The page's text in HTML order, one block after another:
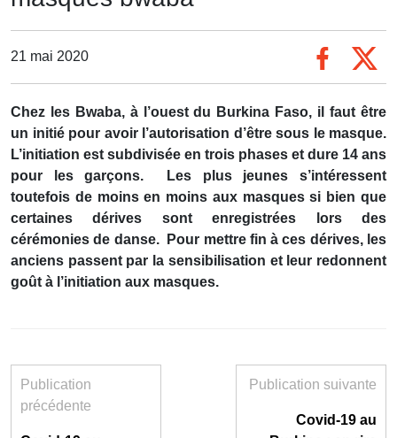
21 mai 2020
Chez les Bwaba, à l’ouest du Burkina Faso, il faut être
un initié pour avoir l’autorisation d’être sous le masque.
L’initiation est subdivisée en trois phases et dure 14 ans
pour les garçons.
Les plus jeunes s’intéressent
toutefois de moins en moins aux masques si bien que
certaines dérives sont enregistrées lors des
cérémonies de danse.
Pour mettre fin à ces dérives, les
anciens passent par la sensibilisation et leur redonnent
goût à l’initiation aux masques.
Publication
précédente
Publication suivante
Covid-19 au